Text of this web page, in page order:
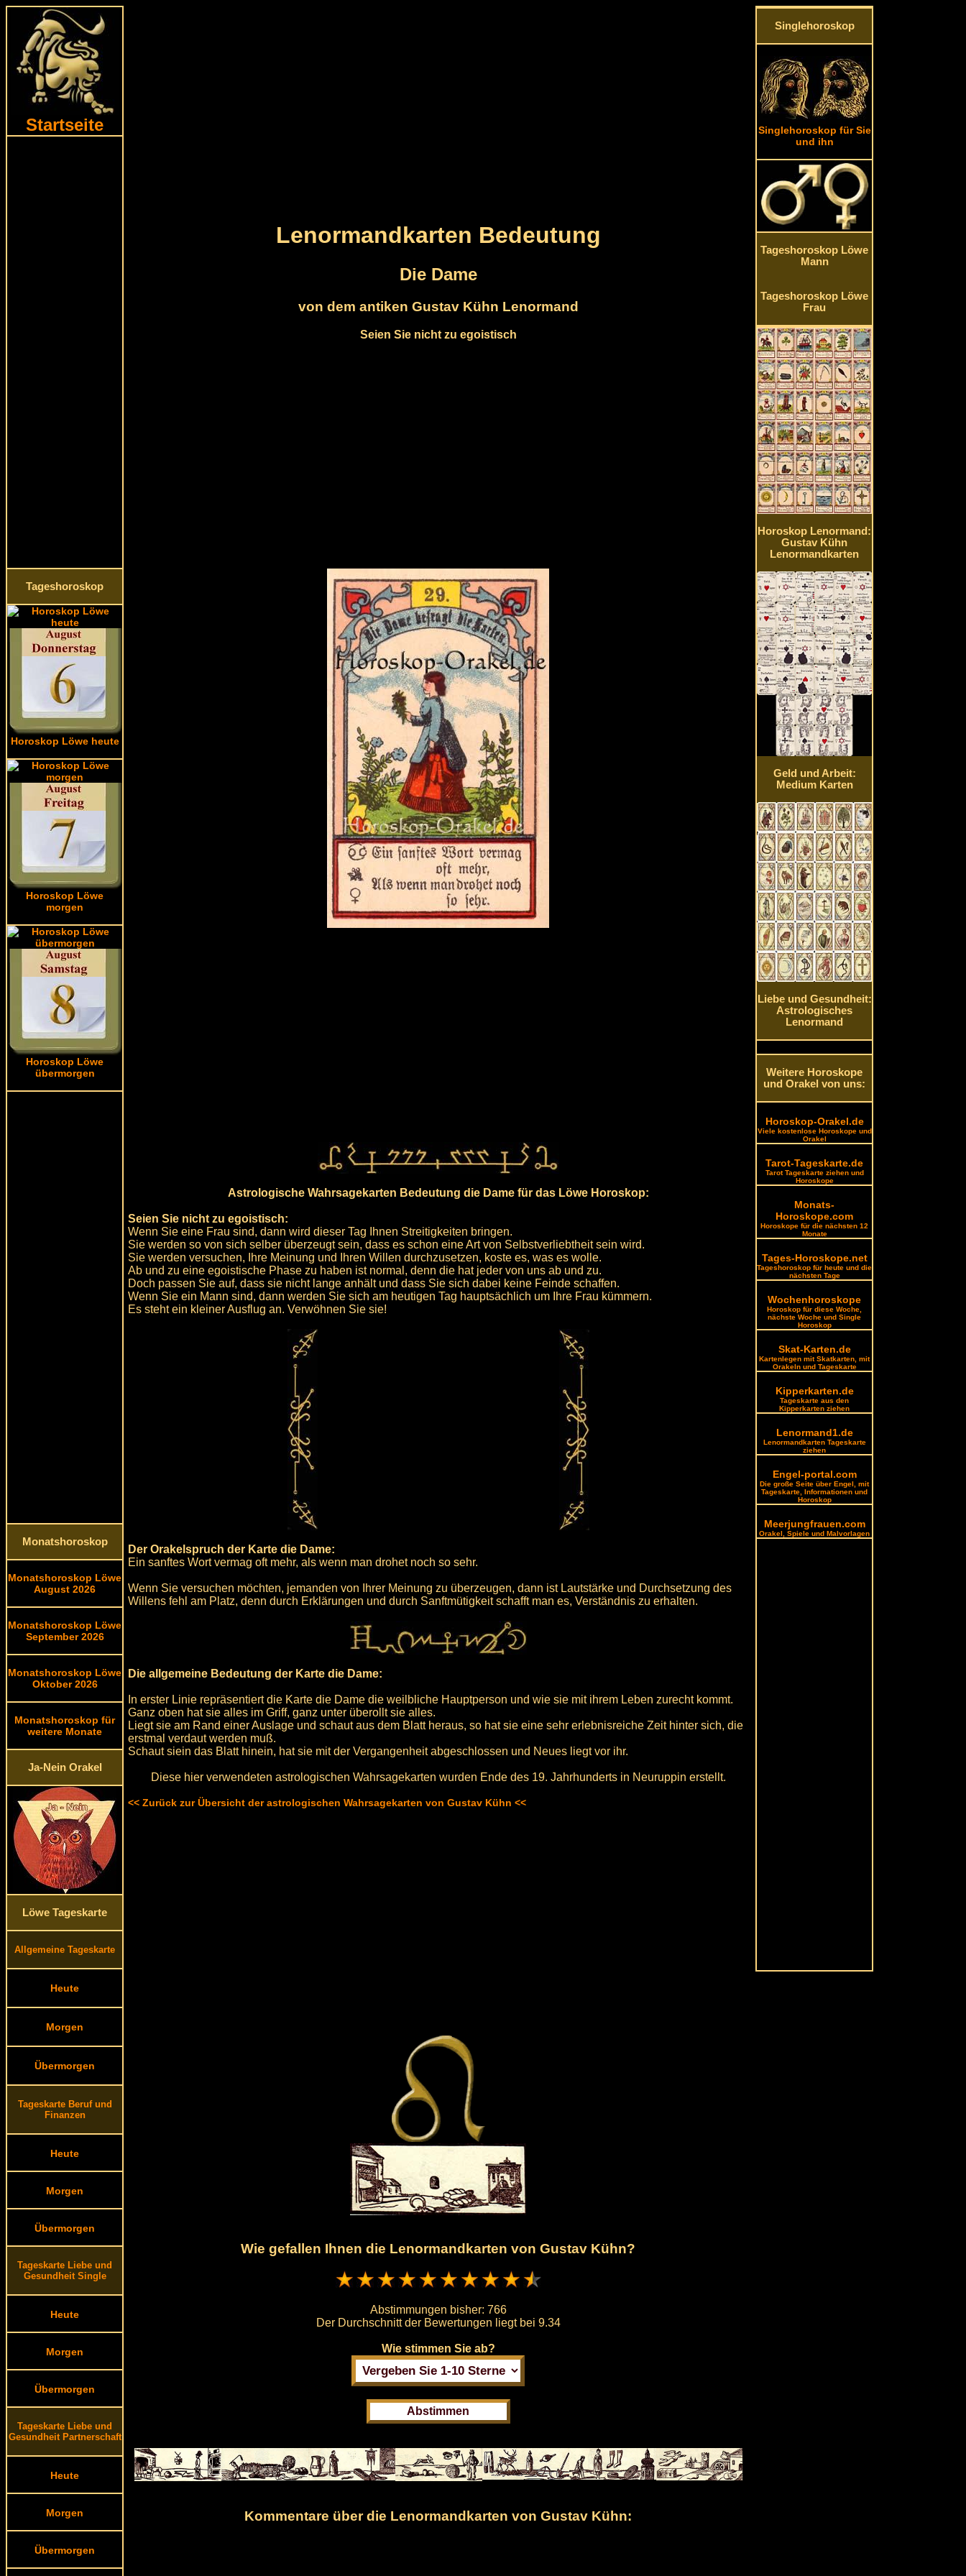
Startseite
Tageshoroskop
Horoskop Löwe heute
Horoskop Löwe
morgen
Horoskop Löwe
übermorgen
Monatshoroskop
Monatshoroskop Löwe
August 2026
Monatshoroskop Löwe
September 2026
Monatshoroskop Löwe
Oktober 2026
Monatshoroskop für
weitere Monate
Ja-Nein Orakel
Löwe Tageskarte
Allgemeine Tageskarte
Heute
Morgen
Übermorgen
Tageskarte Beruf und
Finanzen
Heute
Morgen
Übermorgen
Tageskarte Liebe und
Gesundheit Single
Heute
Morgen
Übermorgen
Tageskarte Liebe und
Gesundheit Partnerschaft
Heute
Morgen
Übermorgen
Lenormandkarten Bedeutung
Die Dame
von dem antiken Gustav Kühn Lenormand
Seien Sie nicht zu egoistisch
Astrologische Wahrsagekarten Bedeutung die Dame für das Löwe Horoskop:
Seien Sie nicht zu egoistisch:
Wenn Sie eine Frau sind, dann wird dieser Tag Ihnen Streitigkeiten bringen.
Sie werden so von sich selber überzeugt sein, dass es schon eine Art von Selbstverliebtheit sein wird.
Sie werden versuchen, Ihre Meinung und Ihren Willen durchzusetzen, koste es, was es wolle.
Ab und zu eine egoistische Phase zu haben ist normal, denn die hat jeder von uns ab und zu.
Doch passen Sie auf, dass sie nicht lange anhält und dass Sie sich dabei keine Feinde schaffen.
Wenn Sie ein Mann sind, dann werden Sie sich am heutigen Tag hauptsächlich um Ihre Frau kümmern.
Es steht ein kleiner Ausflug an. Verwöhnen Sie sie!
Der Orakelspruch der Karte die Dame:
Ein sanftes Wort vermag oft mehr, als wenn man drohet noch so sehr.
Wenn Sie versuchen möchten, jemanden von Ihrer Meinung zu überzeugen, dann ist Lautstärke und Durchsetzung des
Willens fehl am Platz, denn durch Erklärungen und durch Sanftmütigkeit schafft man es, Verständnis zu erhalten.
Die allgemeine Bedeutung der Karte die Dame:
In erster Linie repräsentiert die Karte die Dame die weilbliche Hauptperson und wie sie mit ihrem Leben zurecht kommt.
Ganz oben hat sie alles im Griff, ganz unter überollt sie alles.
Liegt sie am Rand einer Auslage und schaut aus dem Blatt heraus, so hat sie eine sehr erlebnisreiche Zeit hinter sich, die
erstmal verdaut werden muß.
Schaut siein das Blatt hinein, hat sie mit der Vergangenheit abgeschlossen und Neues liegt vor ihr.
Diese hier verwendeten astrologischen Wahrsagekarten wurden Ende des 19. Jahrhunderts in Neuruppin erstellt.
<< Zurück zur Übersicht der astrologischen Wahrsagekarten von Gustav Kühn <<
Wie gefallen Ihnen die Lenormandkarten von Gustav Kühn?
Abstimmungen bisher: 766
Der Durchschnitt der Bewertungen liegt bei 9.34
Wie stimmen Sie ab?
Kommentare über die Lenormandkarten von Gustav Kühn:
Singlehoroskop
Singlehoroskop für Sie
und ihn
Tageshoroskop Löwe
Mann
Tageshoroskop Löwe
Frau
Horoskop Lenormand:
Gustav Kühn
Lenormandkarten
Geld und Arbeit:
Medium Karten
Liebe und Gesundheit:
Astrologisches
Lenormand
Weitere Horoskope
und Orakel von uns:
Horoskop-Orakel.de
Viele kostenlose Horoskope und
Orakel
Tarot-Tageskarte.de
Tarot Tageskarte ziehen und
Horoskope
Monats-
Horoskope.com
Horoskope für die nächsten 12
Monate
Tages-Horoskope.net
Tageshoroskop für heute und die
nächsten Tage
Wochenhoroskope
Horoskop für diese Woche,
nächste Woche und Single
Horoskop
Skat-Karten.de
Kartenlegen mit Skatkarten, mit
Orakeln und Tageskarte
Kipperkarten.de
Tageskarte aus den
Kipperkarten ziehen
Lenormand1.de
Lenormandkarten Tageskarte
ziehen
Engel-portal.com
Die große Seite über Engel, mit
Tageskarte, Informationen und
Horoskop
Meerjungfrauen.com
Orakel, Spiele und Malvorlagen